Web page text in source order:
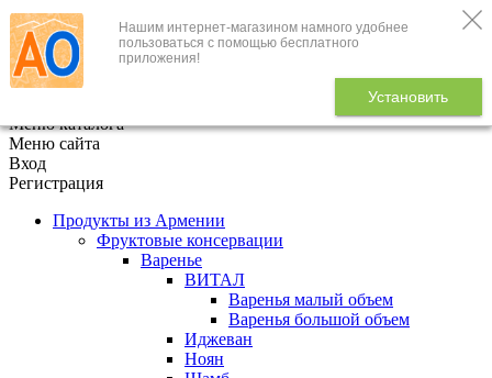
Нашим интернет-магазином намного удобнее
пользоваться с помощью бесплатного
приложения!
Установить
+7 (495) 646-888-1
В корзине
Меню каталога
Меню сайта
Вход
Регистрация
Продукты из Армении
Фруктовые консервации
Варенье
ВИТАЛ
Варенья малый объем
Варенья большой объем
Иджеван
Ноян